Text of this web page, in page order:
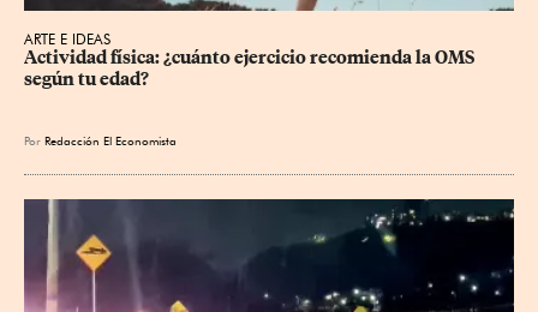
ARTE E IDEAS
Actividad física: ¿cuánto ejercicio recomienda la OMS
según tu edad?
Por Redacción El Economista